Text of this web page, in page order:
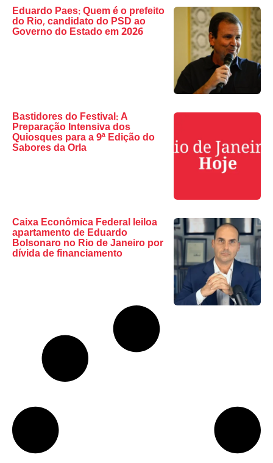
Eduardo Paes: Quem é o prefeito
do Rio, candidato do PSD ao
Governo do Estado em 2026
Bastidores do Festival: A
Preparação Intensiva dos
Quiosques para a 9ª Edição do
Sabores da Orla
Caixa Econômica Federal leiloa
apartamento de Eduardo
Bolsonaro no Rio de Janeiro por
dívida de financiamento